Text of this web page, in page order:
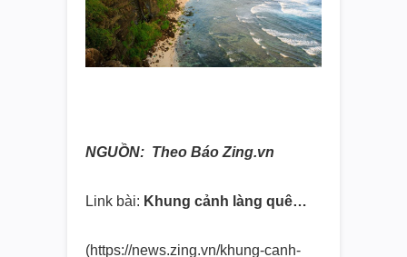
NGUỒN: Theo Báo Zing.vn
Link bài: Khung cảnh làng quê…
(https://news.zing.vn/khung-canh-